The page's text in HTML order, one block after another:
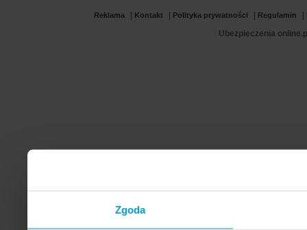
Zgoda
Reklama Kontakt Polityka prywatności Regulamin
Ubezpieczenia